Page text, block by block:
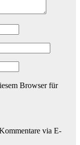
Browser für
via E-